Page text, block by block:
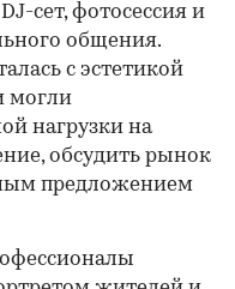
сет, фотосессия и
общения.
с эстетикой
могли
нагрузки на
обсудить рынок
предложением